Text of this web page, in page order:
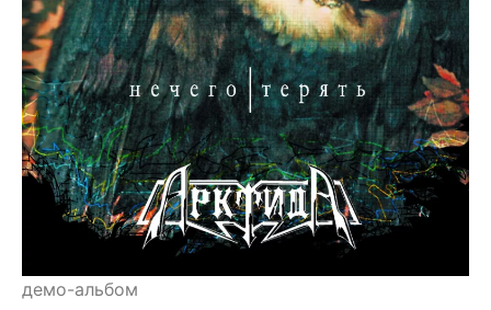
демо-альбом